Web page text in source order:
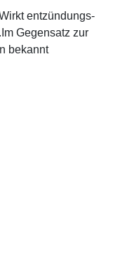
entzündungs-
Gegensatz zur
bekannt